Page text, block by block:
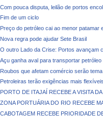
Com pouca disputa, leilão de portos
Fim de um ciclo
Preço do petróleo cai ao menor patamar
Nova regra pode ajudar Sete Brasil
O outro Lado da Crise: Portos avançam
Açu ganha aval para transportar
Roubos que afetam comércio serão
Petroleiras terão exigências mais
PORTO DE ITAJAÍ RECEBE A VISITA
ZONA PORTUÁRIA DO RIO RECEBE
CABOTAGEM RECEBE PRIORIDADE